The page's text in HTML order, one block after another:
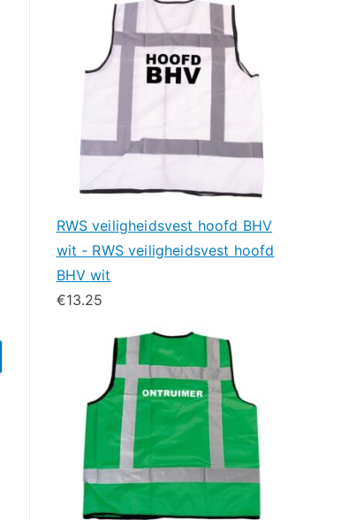
RWS veiligheidsvest hoofd BHV
wit - RWS veiligheidsvest hoofd
BHV wit
€13.25